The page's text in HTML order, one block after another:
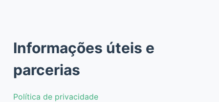
Informações úteis e
parcerias
Política de privacidade